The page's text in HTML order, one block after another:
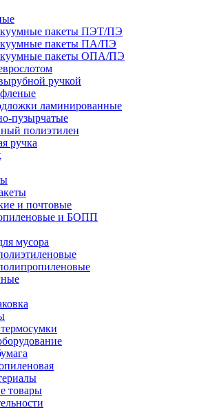
пакеты ПЭТ/ПЭ
пакеты ПА/ПЭ
пакеты ОПА/ПЭ
ручкой
ламинированные
пузырчатые
полиэтилен
ручка
и почтовые
и БОПП
мусора
товары